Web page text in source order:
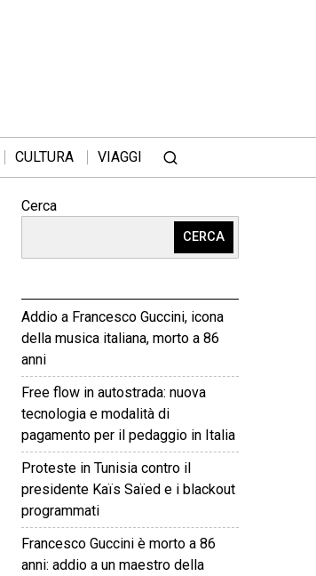
CULTURA VIAGGI
Cerca
CERCA
Addio a Francesco Guccini, icona
della musica italiana, morto a 86
anni
Free flow in autostrada: nuova
tecnologia e modalità di
pagamento per il pedaggio in Italia
Proteste in Tunisia contro il
presidente Kaïs Saïed e i blackout
programmati
Francesco Guccini è morto a 86
anni: addio a un maestro della